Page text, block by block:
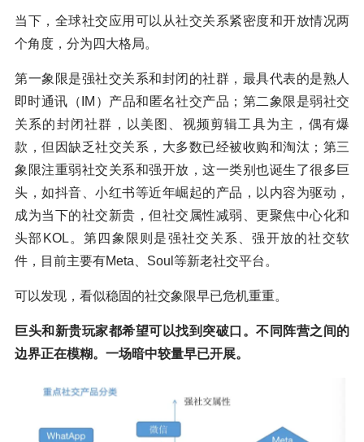
当下，全球社交应用可以从社交关系紧密度和开放情况两
个角度，分为四大格局。
第一象限是强社交关系和封闭的社群，最具代表的是熟人
即时通讯（IM）产品和匿名社交产品；第二象限是弱社交
关系的封闭社群，以美图、视频剪辑工具为主，偶有爆
款，但因缺乏社交关系，大多数已经被收购和淘汰；第三
象限注重弱社交关系和强开放，这一类别也诞生了很多巨
头，如抖音、小红书等近年崛起的产品，以内容为驱动，
成为当下的社交新贵，但社交属性减弱、更聚焦中心化和
头部KOL。第四象限则是强社交关系、强开放的社交软
件，目前主要有Meta、Soul等新老社交平台。
可以发现，看似稳固的社交象限早已危机重重。
巨头和新贵玩家都希望可以找到突破口。不同阵营之间的
边界正在模糊。一场暗中较量早已开展。